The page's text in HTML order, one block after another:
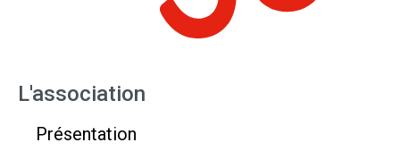
L'association
Présentation